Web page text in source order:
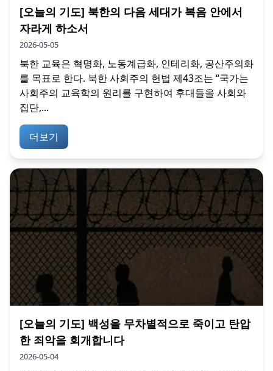
[오늘의 기도] 북한의 다음 세대가 복음 안에서
자라게 하소서
2026-05-05
북한 교육은 혁명화, 노동계급화, 인테리화, 공산주의화
를 목표로 한다. 북한 사회주의 헌법 제43조는 “국가는
사회주의 교육학의 원리를 구현하여 후대들을 사회와
집단,...
더보기
[오늘의 기도] 백성을 무차별적으로 죽이고 탄압
한 죄악을 회개합니다
2026-05-04